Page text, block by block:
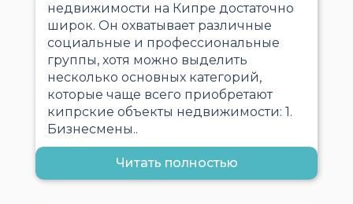
недвижимости на Кипре достаточно
широк. Он охватывает различные
социальные и профессиональные
группы, хотя можно выделить
несколько основных категорий,
которые чаще всего приобретают
кипрские объекты недвижимости: 1.
Бизнесмены..
Читать полностью